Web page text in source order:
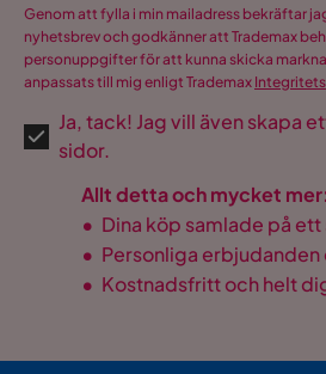
Genom att fylla i min mailadress bekräftar
nyhetsbrev och godkänner att Trademax
personuppgifter för att kunna skicka
anpassats till mig enligt Trademax
Ja, tack! Jag vill även skapa
sidor.
Allt detta och mycket mer:
• Dina köp samlade på ett
• Personliga erbjudanden
• Kostnadsfritt och helt